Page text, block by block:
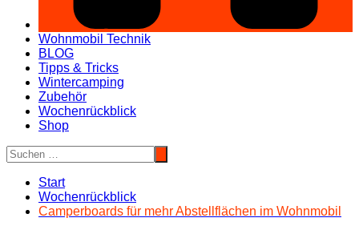
Wohnmobil Technik
BLOG
Tipps & Tricks
Wintercamping
Zubehör
Wochenrückblick
Shop
Start
Wochenrückblick
Camperboards für mehr Abstellflächen im Wohnmobil